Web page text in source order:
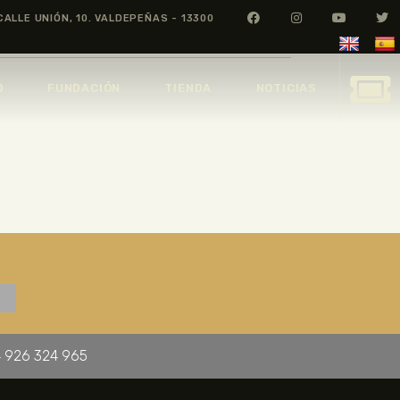
UNIÓN, 10. VALDEPEÑAS - 13300
926 324 965